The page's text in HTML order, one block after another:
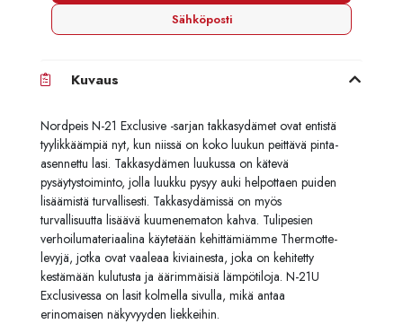
Sähköposti
Kuvaus
Nordpeis N-21 Exclusive -sarjan takkasydämet ovat entistä
tyylikkäämpiä nyt, kun niissä on koko luukun peittävä pinta-
asennettu lasi. Takkasydämen luukussa on kätevä
pysäytystoiminto, jolla luukku pysyy auki helpottaen puiden
lisäämistä turvallisesti. Takkasydämissä on myös
turvallisuutta lisäävä kuumenematon kahva. Tulipesien
verhoilumateriaalina käytetään kehittämiämme Thermotte-
levyjä, jotka ovat vaaleaa kiviainesta, joka on kehitetty
kestämään kulutusta ja äärimmäisiä lämpötiloja. N-21U
Exclusivessa on lasit kolmella sivulla, mikä antaa
erinomaisen näkyvyyden liekkeihin.